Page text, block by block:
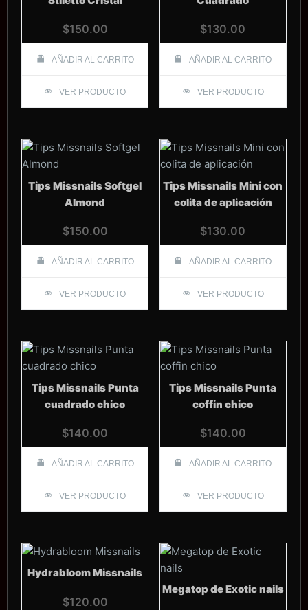
$150.00
AÑADIR AL CARRITO
VER PRODUCTO
$130.00
AÑADIR AL CARRITO
VER PRODUCTO
Tips Missnails Softgel
Almond
$150.00
AÑADIR AL CARRITO
VER PRODUCTO
Tips Missnails Mini con
colita de aplicación
$130.00
AÑADIR AL CARRITO
VER PRODUCTO
Tips Missnails Punta
cuadrado chico
$140.00
AÑADIR AL CARRITO
VER PRODUCTO
Tips Missnails Punta
coffin chico
$140.00
AÑADIR AL CARRITO
VER PRODUCTO
Hydrabloom Missnails
$120.00
Megatop de Exotic nails